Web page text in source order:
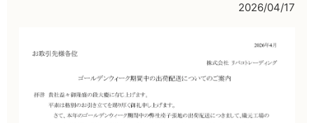
2026/04/17